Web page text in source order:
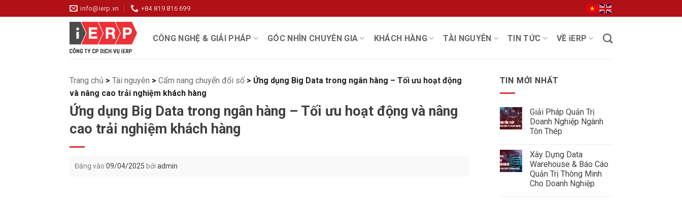
qua
info@ierp.vn +84 819 816 699
CÔNG NGHỆ & GIẢI PHÁP GÓC NHÌN CHUYÊN GIA KHÁCH HÀNG TÀI NGUYÊN TIN TỨC VỀ iERP
Trang chủ > Tài nguyên > Cẩm nang chuyển đổi số > Ứng dụng Big Data trong ngân hàng – Tối ưu hoạt động
và nâng cao trải nghiệm khách hàng
Ứng dụng Big Data trong ngân hàng – Tối ưu hoạt động và nâng
cao trải nghiệm khách hàng
Đăng vào 09/04/2025 bởi admin
TIN MỚI NHẤT
Giải Pháp Quản Trị
Doanh Nghiệp Ngành
Tôn Thép
bình
luận
ở
Giải
Pháp
Quản
Xây Dựng Data
Warehouse & Báo Cáo
Quản Trị Thông Minh
Cho Doanh Nghiệp